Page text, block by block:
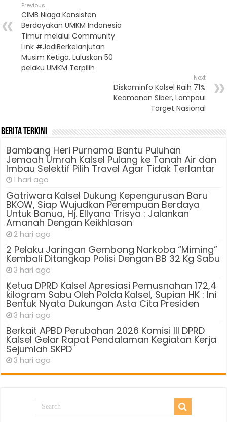
Previous
CIMB Niaga Konsisten
Berdayakan UMKM Indonesia
Timur melalui Community
Link #JadiBerkelanjutan
Musim Ketiga, Luluskan 50
pelaku UMKM Terpilih
Next
Diskominfo Kalsel Raih 71%
Keamanan Siber, Lampaui
Target Nasional
Berita Terkini
Bambang Heri Purnama Bantu Puluhan
Jemaah Umrah Kalsel Pulang ke Tanah Air dan
Imbau Selektif Pilih Travel Agar Tidak Terlantar
1 hari ago
Gatriwara Kalsel Dukung Kepengurusan Baru
BKOW, Siap Wujudkan Perempuan Berdaya
Untuk Banua, Hj. Ellyana Trisya : Jalankan
Amanah Dengan Keikhlasan
2 hari ago
2 Pelaku Jaringan Gembong Narkoba “Miming”
Kembali Ditangkap Polisi Dengan BB 32 Kg Sabu
3 hari ago
Ķetua DPRD Kalsel Apresiasi Pemusnahan 172,4
kilogram Sabu Oleh Polda Kalsel, Supian HK : Ini
Bentuk Nyata Dukungan Asta Cita Presiden
3 hari ago
Berkait APBD Perubahan 2026 Komisi III DPRD
Kalsel Gelar Rapat Pendalaman Kegiatan Kerja
Sejumlah SKPD
3 hari ago